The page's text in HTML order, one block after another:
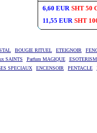
6,60 EUR SHT 50
11,55 EUR SHT
BOUGIE RITUEL ETEIGNOIR
SAINTS Parfum MAGIQUE
SPECIAUX ENCENSOIR PENTACLE